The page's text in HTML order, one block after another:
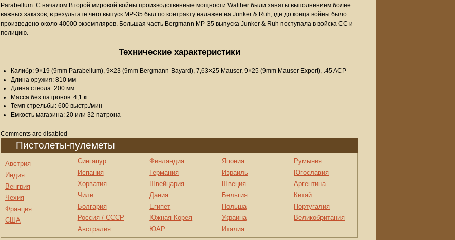
Parabellum. С началом Второй мировой войны производственные мощности Walther были заняты выполнением более
важных заказов, в результате чего выпуск MP-35 был по контракту налажен на Junker & Ruh, где до конца войны было
произведено около 40000 экземпляров. Большая часть Bergmann MP-35 выпуска Junker & Ruh поступала в войска СС и
полицию.
Технические характеристики
Калибр: 9×19 (9mm Parabellum), 9×23 (9mm Bergmann-Bayard), 7,63×25 Mauser, 9×25 (9mm Mauser Export), .45 ACP
Длина оружия: 810 мм
Длина ствола: 200 мм
Масса без патронов: 4,1 кг.
Темп стрельбы: 600 выстр./мин
Емкость магазина: 20 или 32 патрона
Comments are disabled
Пистолеты-пулеметы
Австрия
Индия
Венгрия
Чехия
Франция
США
Сингапур
Испания
Хорватия
Чили
Болгария
Россия / СССР
Австралия
Финляндия
Германия
Швейцария
Дания
Египет
Южная Корея
ЮАР
Япония
Израиль
Швеция
Бельгия
Польша
Украина
Италия
Румыния
Югославия
Аргентина
Китай
Португалия
Великобритания